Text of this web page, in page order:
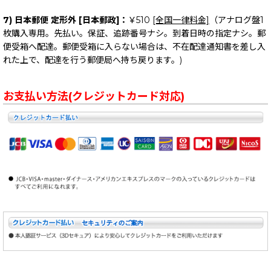
7) 日本郵便 定形外 [日本郵政]： ￥510 [全国一律料金]
（アナログ盤1
枚購入専用。先払い。保証、追跡番号ナシ。到着日時の指定ナシ。郵
便受箱へ配達。郵便受箱に入らない場合は、不在配達通知書を差し入
れた上で、配達を行う郵便局へ持ち戻ります。)
お支払い方法(クレジットカード対応)